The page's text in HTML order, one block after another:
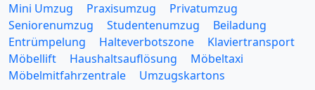
Mini Umzug
Praxisumzug
Privatumzug
Seniorenumzug
Studentenumzug
Beiladung
Entrümpelung
Halteverbotszone
Klaviertransport
Möbellift
Haushaltsauflösung
Möbeltaxi
Möbelmitfahrzentrale
Umzugskartons